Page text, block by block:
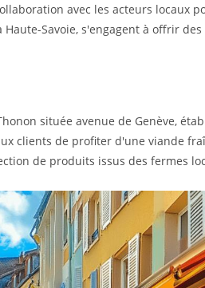
avec les acteurs locaux
Savoie, s'engagent à offrir
située avenue de Genève,
clients de profiter d'une viande
de produits issus des fermes